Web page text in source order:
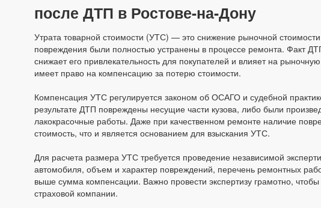
после ДТП в Ростове-на-Дону
Утрата товарной стоимости (УТС) — это снижение рыночной
повреждения были полностью устранены в процессе ремонта. Факт
снижает его привлекательность для покупателей и влияет на
имеет право на компенсацию за потерю стоимости.
Компенсация УТС регулируется законом об ОСАГО и судебной
результате ДТП повреждены несущие части кузова, либо были
лакокрасочные работы. Даже при качественном ремонте наличие
стоимость, что и является основанием для взыскания УТС.
Для расчета размера УТС требуется проведение независимой
автомобиля, объем и характер повреждений, перечень ремонтных
выше сумма компенсации. Важно провести экспертизу грамотно,
страховой компании.